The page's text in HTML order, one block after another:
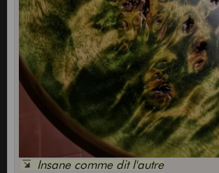
Insane comme dit l'autre